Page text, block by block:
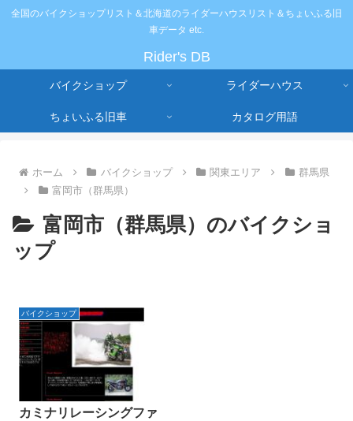
全国のバイクショップリスト＆北海道のライダーハウスリスト＆ちょいふる旧
車データ etc.
Rider's DB
バイクショップ ライダーハウス
ちょいふる旧車 カタログ用語
ホーム バイクショップ 関東エリア
群馬県
富岡市（群馬県）
富岡市（群馬県）のバイクショ
ップ
バイクショップ
カミナリレーシングファ